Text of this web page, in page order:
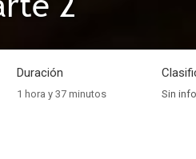
Duración
1 hora y 37 minutos Sin